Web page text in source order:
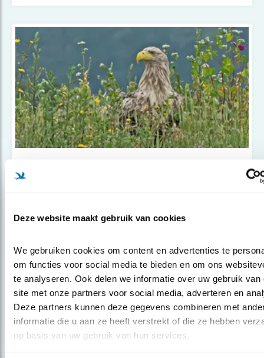
Deze website maakt gebruik van cookies
We gebruiken cookies om content en advertenties te
om functies voor social media te bieden en om ons
te analyseren. Ook delen we informatie over uw gebruik van
site met onze partners voor social media, adverteren en
Deze partners kunnen deze gegevens combineren met
informatie die u aan ze heeft verstrekt of die ze hebben
op basis van uw gebruik van hun services.